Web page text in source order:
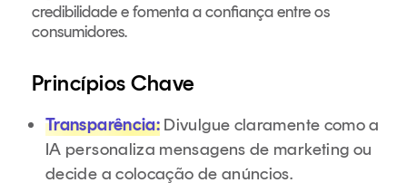
credibilidade e fomenta a confiança entre os
consumidores.
Princípios Chave
Transparência: Divulgue claramente como a
IA personaliza mensagens de marketing ou
decide a colocação de anúncios.